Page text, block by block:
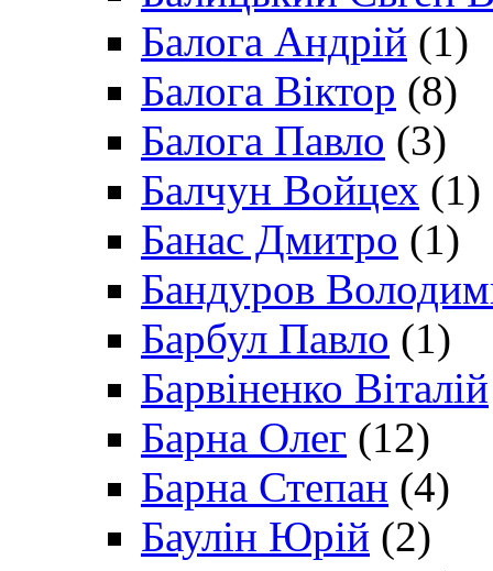
Балога Андрій (1)
Балога Віктор (8)
Балога Павло (3)
Балчун Войцех (1)
Банас Дмитро (1)
Бандуров
Барбул Павло (1)
Барвіненко Віталій
Барна Олег (12)
Барна Степан (4)
Баулін Юрій (2)